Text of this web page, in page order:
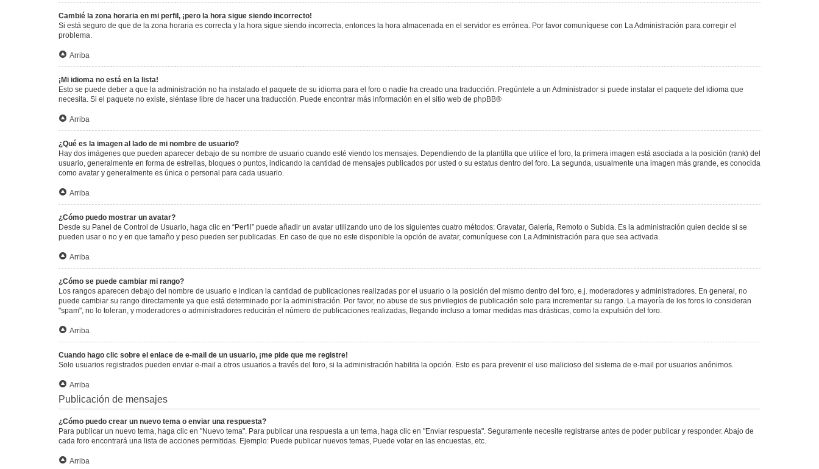
Cambié la zona horaria en mi perfil, ¡pero la hora sigue siendo incorrecto!
Si está seguro de que de la zona horaria es correcta y la hora sigue siendo incorrecta, entonces la hora almacenada en el servidor es errónea. Por favor comuníquese con La Administración para corregir el
problema.
Arriba
¡Mi idioma no está en la lista!
Esto se puede deber a que la administración no ha instalado el paquete de su idioma para el foro o nadie ha creado una traducción. Pregúntele a un Administrador si puede instalar el paquete del idioma que
necesita. Si el paquete no existe, siéntase libre de hacer una traducción. Puede encontrar más información en el sitio web de phpBB®
Arriba
¿Qué es la imagen al lado de mi nombre de usuario?
Hay dos imágenes que pueden aparecer debajo de su nombre de usuario cuando esté viendo los mensajes. Dependiendo de la plantilla que utilice el foro, la primera imagen está asociada a la posición (rank) del
usuario, generalmente en forma de estrellas, bloques o puntos, indicando la cantidad de mensajes publicados por usted o su estatus dentro del foro. La segunda, usualmente una imagen más grande, es conocida
como avatar y generalmente es única o personal para cada usuario.
Arriba
¿Cómo puedo mostrar un avatar?
Desde su Panel de Control de Usuario, haga clic en “Perfil” puede añadir un avatar utilizando uno de los siguientes cuatro métodos: Gravatar, Galería, Remoto o Subida. Es la administración quien decide si se
pueden usar o no y en que tamaño y peso pueden ser publicadas. En caso de que no este disponible la opción de avatar, comuníquese con La Administración para que sea activada.
Arriba
¿Cómo se puede cambiar mi rango?
Los rangos aparecen debajo del nombre de usuario e indican la cantidad de publicaciones realizadas por el usuario o la posición del mismo dentro del foro, e.j. moderadores y administradores. En general, no
puede cambiar su rango directamente ya que está determinado por la administración. Por favor, no abuse de sus privilegios de publicación solo para incrementar su rango. La mayoría de los foros lo consideran
"spam", no lo toleran, y moderadores o administradores reducirán el número de publicaciones realizadas, llegando incluso a tomar medidas mas drásticas, como la expulsión del foro.
Arriba
Cuando hago clic sobre el enlace de e-mail de un usuario, ¡me pide que me registre!
Solo usuarios registrados pueden enviar e-mail a otros usuarios a través del foro, si la administración habilita la opción. Esto es para prevenir el uso malicioso del sistema de e-mail por usuarios anónimos.
Arriba
Publicación de mensajes
¿Cómo puedo crear un nuevo tema o enviar una respuesta?
Para publicar un nuevo tema, haga clic en "Nuevo tema". Para publicar una respuesta a un tema, haga clic en "Enviar respuesta". Seguramente necesite registrarse antes de poder publicar y responder. Abajo de
cada foro encontrará una lista de acciones permitidas. Ejemplo: Puede publicar nuevos temas, Puede votar en las encuestas, etc.
Arriba